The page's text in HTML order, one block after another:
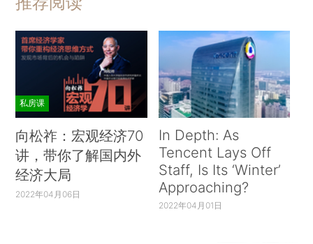
私房课
向松祚：宏观经济70
讲，带你了解国内外
经济大局
2022年04月06日
In Depth: As
Tencent Lays Off
Staff, Is Its ‘Winter’
Approaching?
2022年04月01日